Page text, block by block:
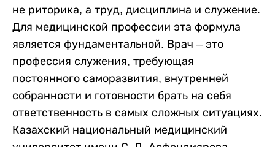
не риторика, а труд, дисциплина и служение.
Для медицинской профессии эта формула
является фундаментальной. Врач – это
профессия служения, требующая
постоянного саморазвития, внутренней
собранности и готовности брать на себя
ответственность в самых сложных ситуациях.
Казахский национальный медицинский